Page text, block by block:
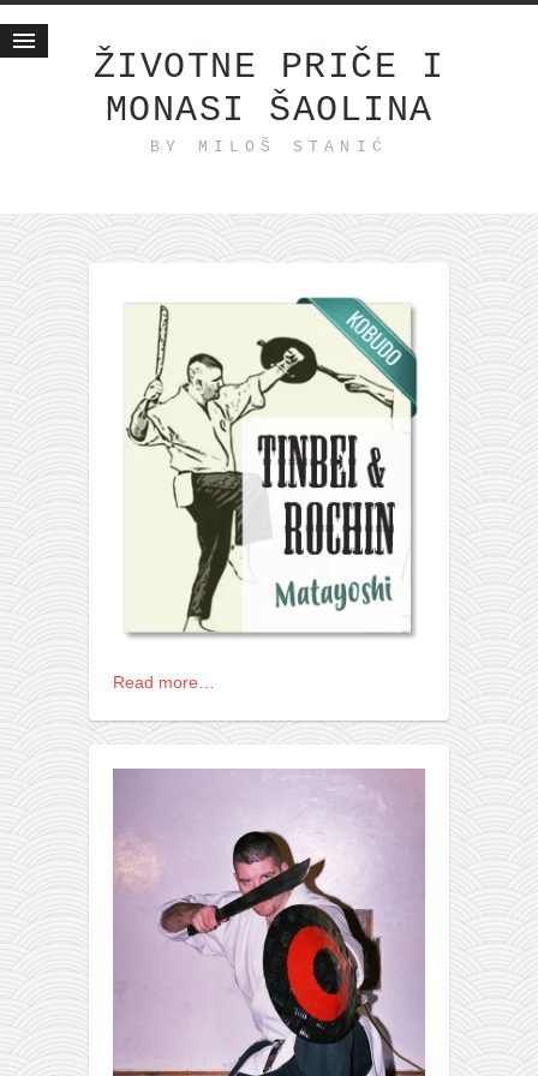
ŽIVOTNE PRIČE I
MONASI ŠAOLINA
BY MILOŠ STANIĆ
Životne priče
internet poslovanje
ishranom do zdravlja
moj haiku
momenti i mesta
bonus sadržaj
Svetlopis
duhovni otac
zabranjena istorija
porodične priče
umesto tvitera
kalendar srpski
azbuki i knjige
najnovije na blogu
moje beleške
istorija karatea
Read more…